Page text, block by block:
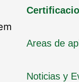
Areas de
Noticias y